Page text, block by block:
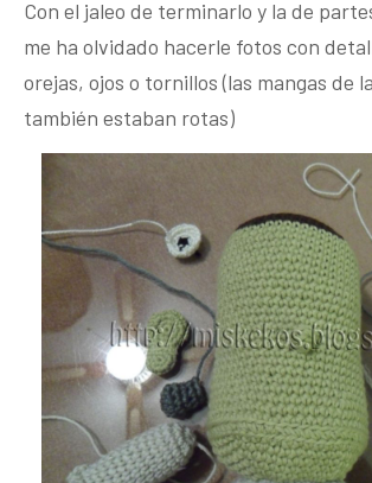
Con el jaleo de terminarlo y la de
me ha olvidado hacerle fotos con
orejas, ojos o tornillos (las mangas de
también estaban rotas)